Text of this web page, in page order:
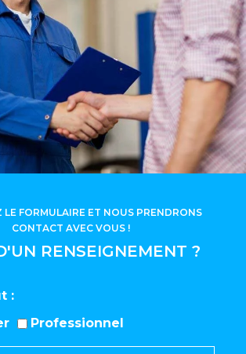
RENSEIGNEMENT ?
LE FORMULAIRE ET NOUS PRENDRONS
CONTACT AVEC VOUS !
Professionnel